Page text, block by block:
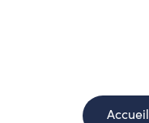
Accueil